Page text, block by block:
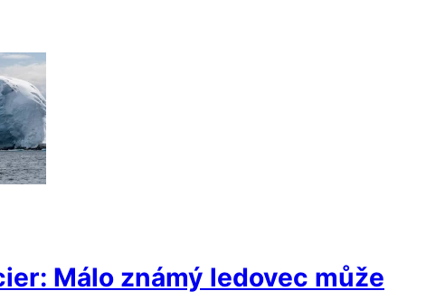
Málo známý ledovec může